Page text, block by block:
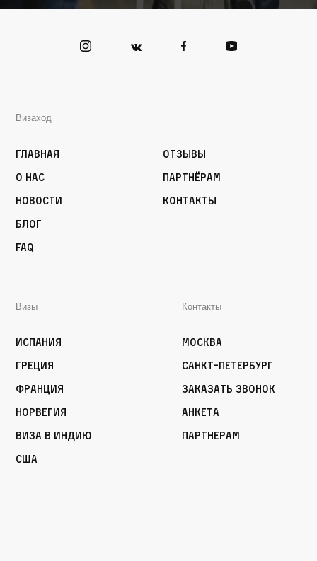
Визаход
Главная
О нас
Новости
Блог
FAQ
Отзывы
Партнёрам
Контакты
Визы
Испания
Греция
Франция
Норвегия
Виза в Индию
США
Контакты
Москва
Санкт-Петербург
Заказать звонок
Анкета
Партнерам